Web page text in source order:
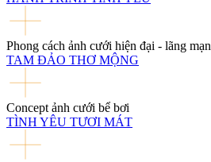
Phong cách ảnh cưới hiện đại - lãng mạn
TAM ĐẢO THƠ MỘNG
Concept ảnh cưới bể bơi
TÌNH YÊU TƯƠI MÁT